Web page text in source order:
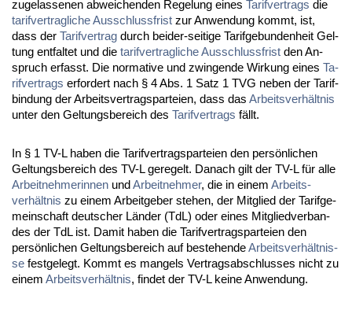
zu­ge­las­se­nen ab­wei­chen­den Re­ge­lung ei­nes Ta­rif­ver­trags die
ta­rif­ver­trag­li­cheAus­schluss­frist zur An­wen­dung kommt, ist,
dass der Ta­rif­ver­trag durch bei­der-sei­ti­ge Ta­rif­ge­bun­den­heit Gel­
tung ent­fal­tet und die ta­rif­ver­trag­li­cheAus­schluss­frist den An­
spruch er­fasst. Die nor­ma­ti­ve und zwin­gen­de Wir­kung ei­nes Ta­
rif­ver­trags er­for­dert nach § 4 Abs. 1 Satz 1 TVG ne­ben der Ta­rif­
bin­dung der Ar­beits­ver­trags­par­tei­en, dass das Ar­beits­verhält­nis
un­ter den Gel­tungs­be­reich des Ta­rif­ver­trags fällt.
In § 1 TV-L ha­ben die Ta­rif­ver­trags­par­tei­en den persönli­chen
Gel­tungs­be­reich des TV-L ge­re­gelt. Da­nach gilt der TV-L für al­le
Ar­beit­neh­me­rin­nen undAr­beit­neh­mer, die in ei­nem Ar­beits­
verhält­nis zu ei­nem Ar­beit­ge­ber ste­hen, der Mit­glied der Ta­rif­ge­
mein­schaft deut­scher Länder (TdL) oder ei­nes Mit­glied­ver­ban­
des der TdL ist. Da­mit ha­ben die Ta­rif­ver­trags­par­tei­en den
persönli­chen Gel­tungs­be­reich auf be­ste­hen­deAr­beits­verhält­nis­
se fest­ge­legt. Kommt es man­gels Ver­trags­ab­schlus­ses nicht zu
ei­nem Ar­beits­verhält­nis, fin­det der TV-L kei­ne An­wen­dung.